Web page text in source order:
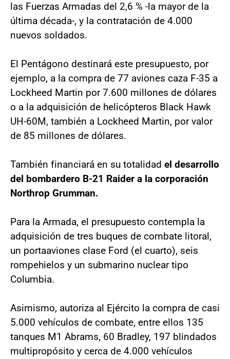
las Fuerzas Armadas del 2,6 % -la mayor de la
última década-, y la contratación de 4.000
nuevos soldados.
El Pentágono destinará este presupuesto, por
ejemplo, a la compra de 77 aviones caza F-35 a
Lockheed Martin por 7.600 millones de dólares
o a la adquisición de helicópteros Black Hawk
UH-60M, también a Lockheed Martin, por valor
de 85 millones de dólares.
También financiará en su totalidad el desarrollo
del bombardero B-21 Raider a la corporación
Northrop Grumman.
Para la Armada, el presupuesto contempla la
adquisición de tres buques de combate litoral,
un portaaviones clase Ford (el cuarto), seis
rompehielos y un submarino nuclear tipo
Columbia.
Asimismo, autoriza al Ejército la compra de casi
5.000 vehículos de combate, entre ellos 135
tanques M1 Abrams, 60 Bradley, 197 blindados
multipropósito y cerca de 4.000 vehículos